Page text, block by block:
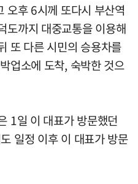
오후 6시께 또다시 부산역
도까지 대중교통을 이용해
또 다른 시민의 승용차를
업소에 도착, 숙박한 것으
1일 이 대표가 방문했던
일정 이후 이 대표가 방문